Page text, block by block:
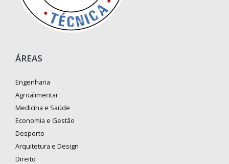
ÁREAS
Engenharia
Agroalimentar
Medicina e Saúde
Economia e Gestão
Desporto
Arquitetura e Design
Direito